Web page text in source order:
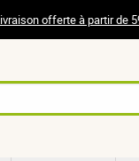
offerte à partir de